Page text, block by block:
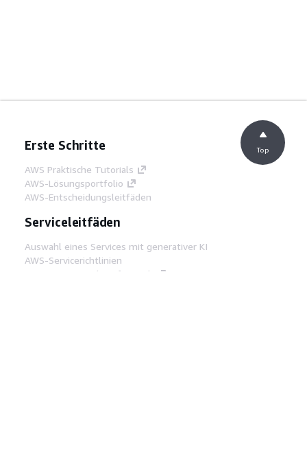
Erste Schritte
AWS Praktische Tutorials
AWS-Lösungsportfolio
AWS-Entscheidungsleitfäden
Serviceleitfäden
Auswahl eines Services mit generativer KI
AWS-Servicerichtlinien
AWS-CLI-Tutorials auf GitHub
Top